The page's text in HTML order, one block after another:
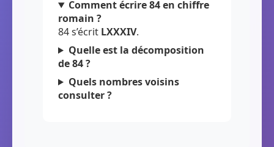
Comment écrire 84 en chiffre
romain ?
84 s’écrit LXXXIV.
Quelle est la décomposition
de 84 ?
Quels nombres voisins
consulter ?